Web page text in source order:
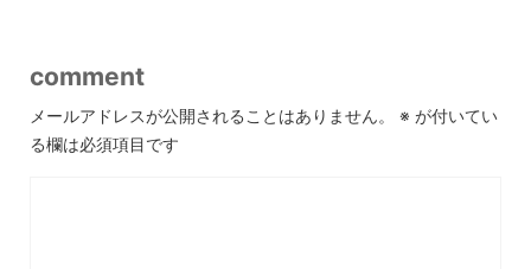
comment
メールアドレスが公開されることはありません。 ※ が付いてい
る欄は必須項目です